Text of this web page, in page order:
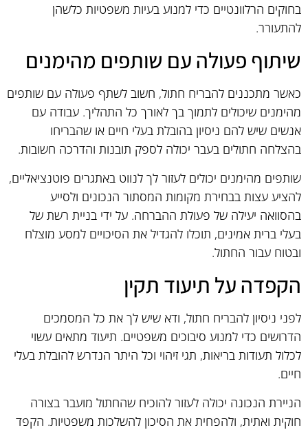
בחוקים הרלוונטיים כדי למנוע בעיות משפטיות כלשהן
להתעורר.
שיתוף פעולה עם שותפים מהימנים
כאשר מתכננים להבריח חתול, חשוב לשתף פעולה עם שותפים
מהימנים שיכולים לתמוך בך לאורך כל התהליך. עבודה עם
אנשים שיש להם ניסיון בהובלת בעלי חיים או שהבריחו
בהצלחה חתולים בעבר יכולה לספק תובנות והדרכה חשובות.
שותפים מהימנים יכולים לעזור לך לנווט באתגרים פוטנציאליים,
להציע עצות בבחירת מקומות המסתור הנכונים ולסייע
בהסוואה יעילה של פעולת ההברחה. על ידי בניית רשת של
בעלי ברית אמינים, תוכלו להגדיל את הסיכויים למסע מוצלח
ובטוח עבור החתול.
הקפדה על תיעוד תקין
לפני ניסיון להבריח חתול, ודא שיש לך את כל המסמכים
הדרושים כדי למנוע סיבוכים משפטיים. תיעוד מתאים עשוי
לכלול תעודות בריאות, תגי זיהוי וכל היתר הנדרש להובלת בעלי
חיים.
הניירת הנכונה יכולה לעזור להוכיח שהחתול מועבר בצורה
חוקית ואתית, ולהפחית את הסיכון להשלכות משפטיות. הקפד